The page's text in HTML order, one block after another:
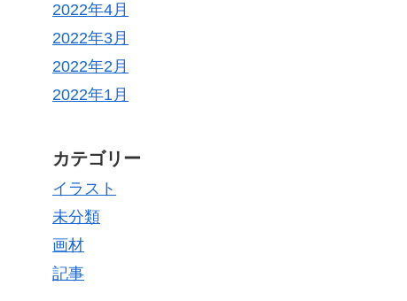
2022年4月
2022年3月
2022年2月
2022年1月
カテゴリー
イラスト
未分類
画材
記事